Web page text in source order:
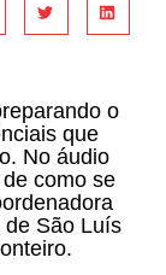
o
que
No áudio
como se
de São Luís